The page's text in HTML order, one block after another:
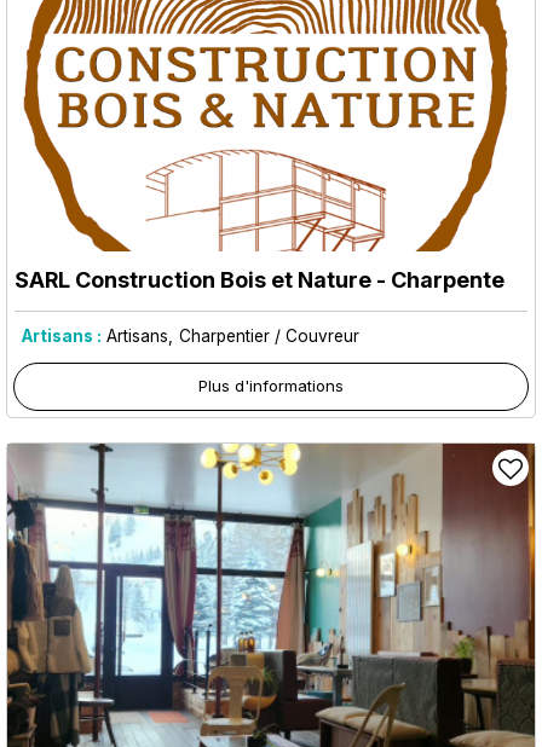
SARL Construction Bois et Nature - Charpente
Artisans : Artisans Charpentier / Couvreur
Plus d'informations